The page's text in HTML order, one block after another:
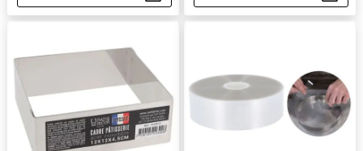
Aperçu rapide Aperçu rapide